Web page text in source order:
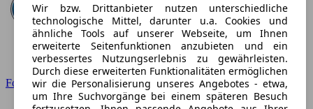
Ford
Wir bzw. Drittanbieter nutzen unterschiedliche
technologische Mittel, darunter u.a. Cookies und
ähnliche Tools auf unserer Webseite, um Ihnen
erweiterte Seitenfunktionen anzubieten und ein
verbessertes Nutzungserlebnis zu gewährleisten.
Durch diese erweiterten Funktionalitäten ermöglichen
wir die Personalisierung unseres Angebotes - etwa,
um Ihre Suchvorgänge bei einem späteren Besuch